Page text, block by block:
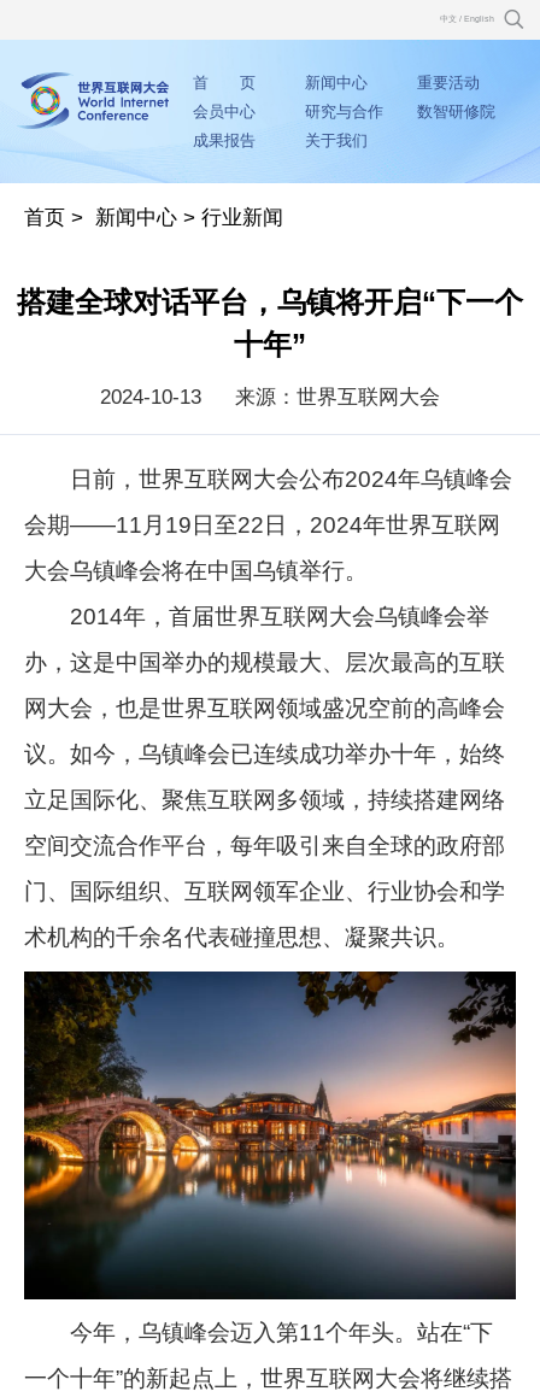
中文 / English
首 页 新闻中心
重要活动
会员中心
研究与合作
数智研修院
成果报告
关于我们
首页 > 新闻中心 >行业新闻
搭建全球对话平台，乌镇将开启“下一个
十年”
2024-10-13 来源：世界互联网大会
日前，世界互联网大会公布2024年乌镇峰会
会期——11月19日至22日，2024年世界互联网
大会乌镇峰会将在中国乌镇举行。
2014年，首届世界互联网大会乌镇峰会举
办，这是中国举办的规模最大、层次最高的互联
网大会，也是世界互联网领域盛况空前的高峰会
议。如今，乌镇峰会已连续成功举办十年，始终
立足国际化、聚焦互联网多领域，持续搭建网络
空间交流合作平台，每年吸引来自全球的政府部
门、国际组织、互联网领军企业、行业协会和学
术机构的千余名代表碰撞思想、凝聚共识。
今年，乌镇峰会迈入第11个年头。站在“下
一个十年”的新起点上，世界互联网大会将继续搭